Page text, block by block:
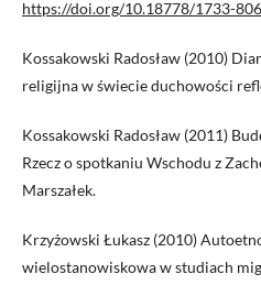
https://doi.org/10.18778/1733-
Kossakowski Radosław (2010)
religijna w świecie duchowości
Kossakowski Radosław (2011)
Rzecz o spotkaniu Wschodu z
Marszałek.
Krzyżowski Łukasz (2010)
wielostanowiskowa w studiach